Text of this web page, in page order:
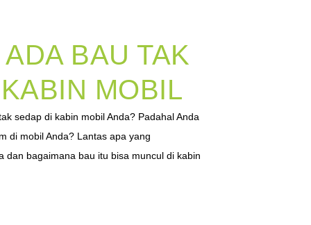
BAU TAK
MOBIL
sedap di kabin mobil Anda? Padahal Anda
di mobil Anda? Lantas apa yang
dan bagaimana bau itu bisa muncul di kabin